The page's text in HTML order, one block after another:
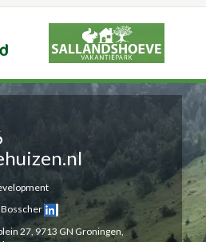
27, 9713 GN Groningen,